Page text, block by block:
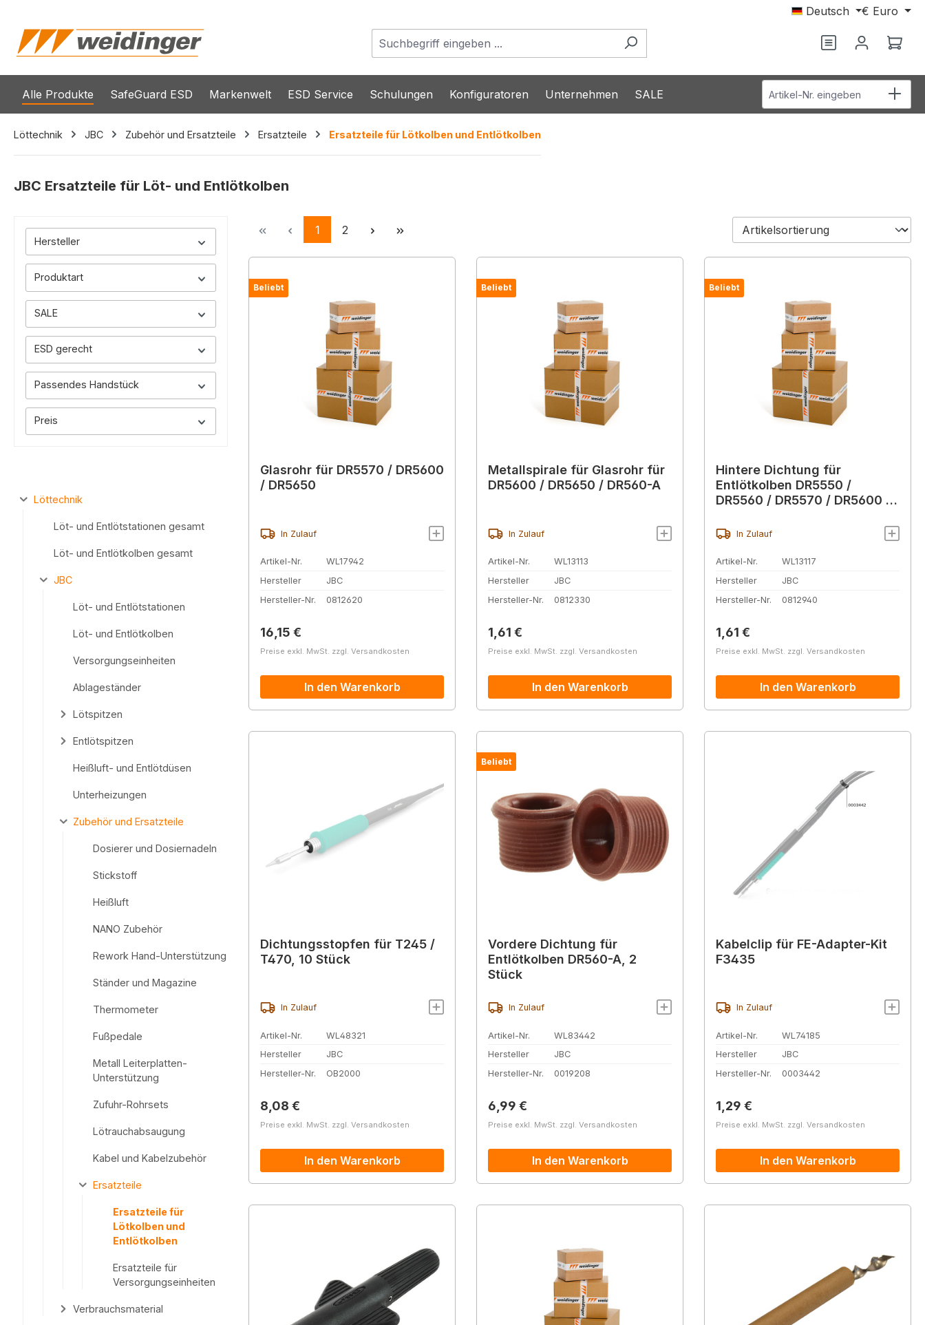
Deutsch € Euro
Du hast 0
Alle Produkte SafeGuard ESD Markenwelt ESD Service Schulungen Konfiguratoren Unternehmen SALE Artikel-Nr. eingeben
Löttechnik JBC Zubehör und Ersatzteile Ersatzteile Ersatzteile für Lötkolben und Entlötkolben
JBC Ersatzteile für Löt- und Entlötkolben
Hersteller
Produktart
SALE
ESD gerecht
Passendes Handstück
Preis
Löttechnik
Löt- und Entlötstationen gesamt
Löt- und Entlötkolben gesamt
JBC
Löt- und Entlötstationen
Löt- und Entlötkolben
Versorgungseinheiten
Ablageständer
Lötspitzen
Entlötspitzen
Heißluft- und Entlötdüsen
Unterheizungen
Zubehör und Ersatzteile
Dosierer und Dosiernadeln
Stickstoff
Heißluft
NANO Zubehör
Rework Hand-Unterstützung
Ständer und Magazine
Thermometer
Fußpedale
Metall Leiterplatten-
Unterstützung
Zufuhr-Rohrsets
Lötrauchabsaugung
Kabel und Kabelzubehör
Ersatzteile
Ersatzteile für
Lötkolben und
Entlötkolben
Ersatzteile für
Versorgungseinheiten
Verbrauchsmaterial
Seite
1 Seite
2
Beliebt
Glasrohr für DR5570 / DR5600
/ DR5650
In Zulauf
Artikel-Nr.
WL17942
Hersteller
JBC
Hersteller-Nr.
0812620
Regulärer Preis:
16,15 €
Preise exkl. MwSt. zzgl. Versandkosten
In den Warenkorb
Beliebt
Metallspirale für Glasrohr für
DR5600 / DR5650 / DR560-A
In Zulauf
Artikel-Nr.
WL13113
Hersteller
JBC
Hersteller-Nr.
0812330
Regulärer Preis:
1,61 €
Preise exkl. MwSt. zzgl. Versandkosten
In den Warenkorb
Beliebt
Hintere Dichtung für
Entlötkolben DR5550 /
DR5560 / DR5570 / DR5600 /
In Zulauf
Artikel-Nr.
WL13117
Hersteller
JBC
Hersteller-Nr.
0812940
Regulärer Preis:
1,61 €
Preise exkl. MwSt. zzgl. Versandkosten
In den Warenkorb
Dichtungsstopfen für T245 /
T470, 10 Stück
In Zulauf
Artikel-Nr.
WL48321
Hersteller
JBC
Hersteller-Nr.
OB2000
Regulärer Preis:
8,08 €
Preise exkl. MwSt. zzgl. Versandkosten
In den Warenkorb
Beliebt
Vordere Dichtung für
Entlötkolben DR560-A, 2
Stück
In Zulauf
Artikel-Nr.
WL83442
Hersteller
JBC
Hersteller-Nr.
0019208
Regulärer Preis:
6,99 €
Preise exkl. MwSt. zzgl. Versandkosten
In den Warenkorb
Kabelclip für FE-Adapter-Kit
F3435
In Zulauf
Artikel-Nr.
WL74185
Hersteller
JBC
Hersteller-Nr.
0003442
Regulärer Preis:
1,29 €
Preise exkl. MwSt. zzgl. Versandkosten
In den Warenkorb